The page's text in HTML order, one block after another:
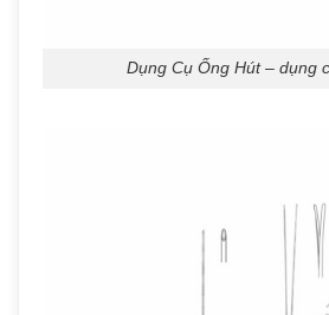
Dụng Cụ Ống Hút – dụng